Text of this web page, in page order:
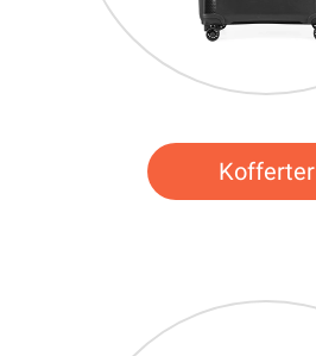
Kofferter